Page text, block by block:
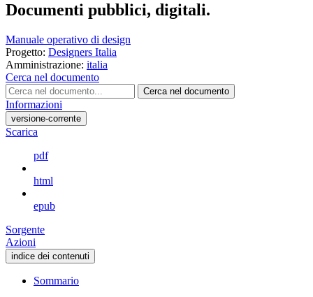
Documenti pubblici, digitali.
Manuale operativo di design
Progetto: Designers Italia
Amministrazione: italia
Cerca nel documento
Cerca nel documento
Informazioni
versione-corrente
Scarica
pdf
html
epub
Sorgente
Azioni
indice dei contenuti
Sommario